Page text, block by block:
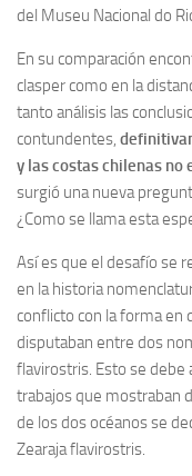
del Museu Nacional do
En su comparación
clasper como en la
tanto análisis las
contundentes,
y las costas chilenas no
surgió una nueva
¿Como se llama esta
Así es que el desafío se
en la historia
conflicto con la forma en
disputaban entre dos
flavirostris. Esto se debe
trabajos que mostraban
de los dos océanos se
Zearaja flavirostris.